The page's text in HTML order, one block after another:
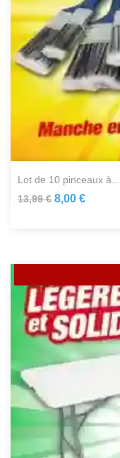
lot de 10 pinceaux à...
13,99 € 8,00 €